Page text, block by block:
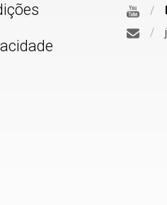
/
/